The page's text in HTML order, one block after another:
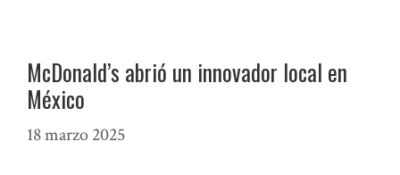
McDonald’s abrió un innovador local en
México
18 marzo 2025